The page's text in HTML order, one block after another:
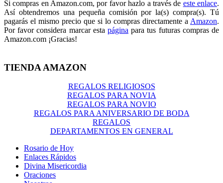
Si compras en Amazon.com, por favor hazlo a través de este enlace.
Así obtendremos una pequeña comisión por la(s) compra(s). Tú
pagarás el mismo precio que si lo compras directamente a Amazon.
Por favor considera marcar esta página para tus futuras compras de
Amazon.com ¡Gracias!
TIENDA AMAZON
REGALOS RELIGIOSOS
REGALOS PARA NOVIA
REGALOS PARA NOVIO
REGALOS PARA ANIVERSARIO DE BODA
REGALOS
DEPARTAMENTOS EN GENERAL
Rosario de Hoy
Enlaces Rápidos
Divina Misericordia
Oraciones